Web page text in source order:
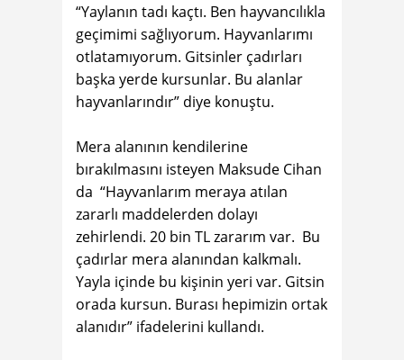
“Yaylanın tadı kaçtı. Ben hayvancılıkla
geçimimi sağlıyorum. Hayvanlarımı
otlatamıyorum. Gitsinler çadırları
başka yerde kursunlar. Bu alanlar
hayvanlarındır” diye konuştu.
Mera alanının kendilerine
bırakılmasını isteyen Maksude Cihan
da “Hayvanlarım meraya atılan
zararlı maddelerden dolayı
zehirlendi. 20 bin TL zararım var. Bu
çadırlar mera alanından kalkmalı.
Yayla içinde bu kişinin yeri var. Gitsin
orada kursun. Burası hepimizin ortak
alanıdır” ifadelerini kullandı.